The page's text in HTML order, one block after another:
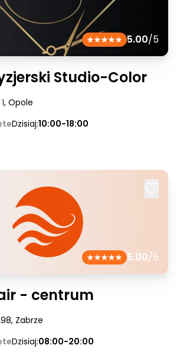
5.00/5
Studio-Color
| 1, Opole
Dzisiaj:10:00-18:00
5.00/5
- centrum
, Zabrze
Dzisiaj:08:00-20:00